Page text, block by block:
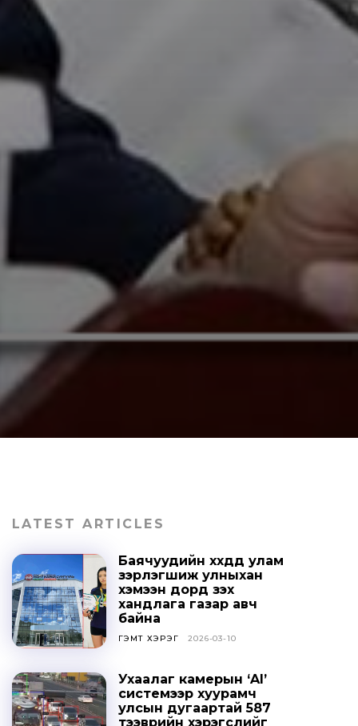
LATEST ARTICLES
Баячуудийн хүүхдүүд улам
зэрлэгшиж улныхан
хэмээн дорд үзэх
хандлага газар авч
байна
ГЭМТ ХЭРЭГ 2026-03-10
Ухаалаг камерын ‘AI’
системээр хуурамч
улсын дугаартай 587
тээврийн хэрэгслийг